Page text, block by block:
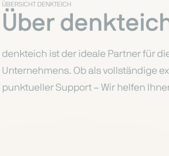
ÜBERSICHT DENKTEICH
Über
denkteich ist der ideale Partner für
Unternehmens. Ob als vollständige
punktueller Support – Wir helfen